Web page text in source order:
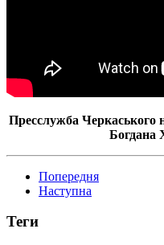
Пресслужба Черкаського
Богдана
Попередня
Наступна
Теги